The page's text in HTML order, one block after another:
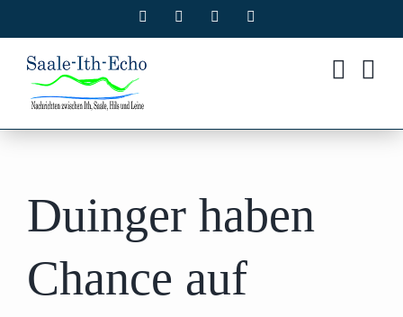
Inhalt
springen
Facebook Instagram
Duinger haben
Chance auf